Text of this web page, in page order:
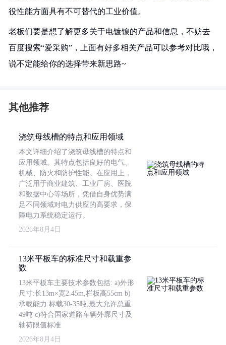
役性能方面具有不可替代的工业价值。
老板们要是想了解更多关于电镀镍的产品和信息，不妨去
百度搜索“爱采购”，上面有好多相关产品可以参考对比哦，
说不定能给你的选择带来新思路~
其他推荐
浇筑母线槽的特点和应用领域
本文详细介绍了浇筑母线槽的特点和
应用领域。其特点包括良好的电气、
机械、防火和防护性能。在应用上，
广泛用于商业建筑、工业厂房、医院
和数据中心等场所，凭借自身优势满
足不同领域对电力供应的高要求，保
障电力系统稳定运行。
2026年8月4日
13米平板车的标准尺寸和载重参
数
13米平板车主要技术参数包括: a)外形
尺寸:长13m×宽2.45m,栏板高55cm b)
承载能力:标载30-35吨,最大允许总重
49吨 c)符合国家道路车辆外廓尺寸及
轴荷限值标准
2026年8月4日